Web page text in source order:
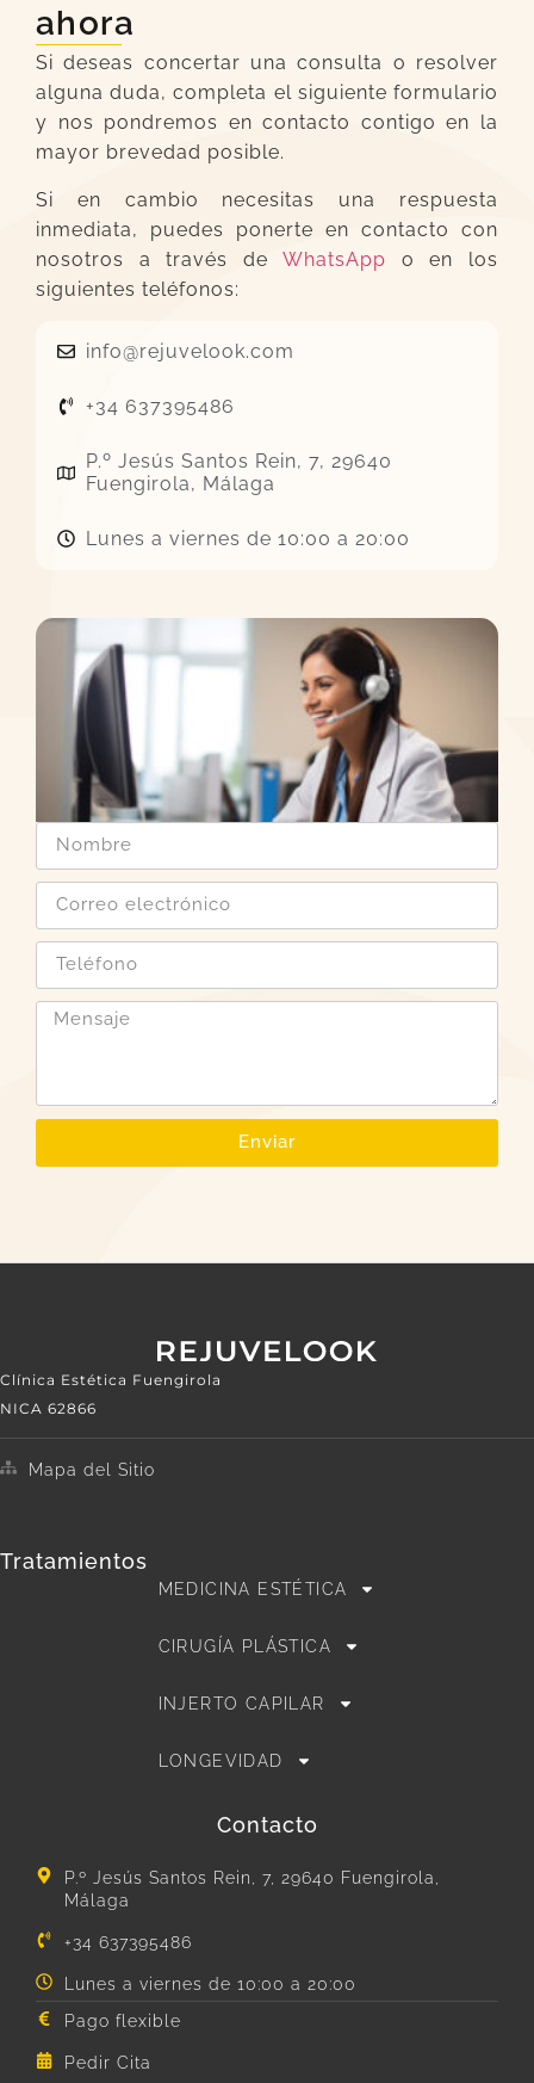
ahora
Si deseas concertar una consulta o resolver
alguna duda, completa el siguiente formulario
y nos pondremos en contacto contigo en la
mayor brevedad posible.
Si en cambio necesitas una respuesta
inmediata, puedes ponerte en contacto con
nosotros a través deWhatsApp o en los
siguientes teléfonos:
info@rejuvelook.com
+34 637395486
P.º Jesús Santos Rein, 7, 29640
Fuengirola, Málaga
Lunes a viernes de 10:00 a 20:00
Enviar
Clínica Estética Fuengirola
NICA 62866
Mapa del Sitio
Tratamientos
MEDICINA ESTÉTICA
CIRUGÍA PLÁSTICA
INJERTO CAPILAR
LONGEVIDAD
Contacto
P.º Jesús Santos Rein, 7, 29640 Fuengirola,
Málaga
+34 637395486
Lunes a viernes de 10:00 a 20:00
Pago flexible
Pedir Cita